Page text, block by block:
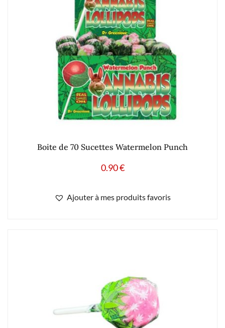
Boite de 70 Sucettes Watermelon Punch
0.90€
Ajouter à mes produits favoris